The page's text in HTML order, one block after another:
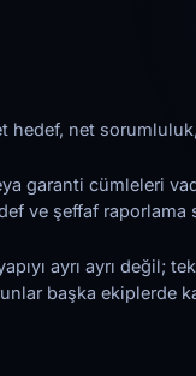
hedef, net
garanti cümleleri
ve şeffaf raporlama
ayrı ayrı değil;
başka ekiplerde